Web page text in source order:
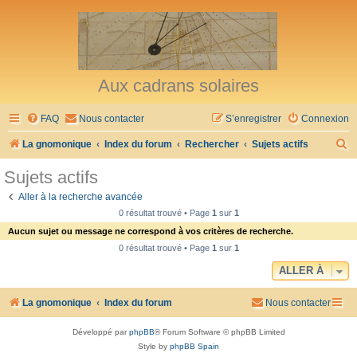
Aux cadrans solaires
FAQ Nous contacter Connexion
S’enregistrer
La gnomonique Index du forum Rechercher Sujets actifs
h
Sujets actifs
Aller à la recherche avancée
0 résultat trouvé • Page 1sur 1
Aucun sujet ou message ne correspond à vos critères de recherche.
0 résultat trouvé • Page 1sur 1
ALLER À
La gnomonique Index du forum Nous contacter
Développé parphpBB® Forum Software © phpBB Limited
Style by phpBB Spain